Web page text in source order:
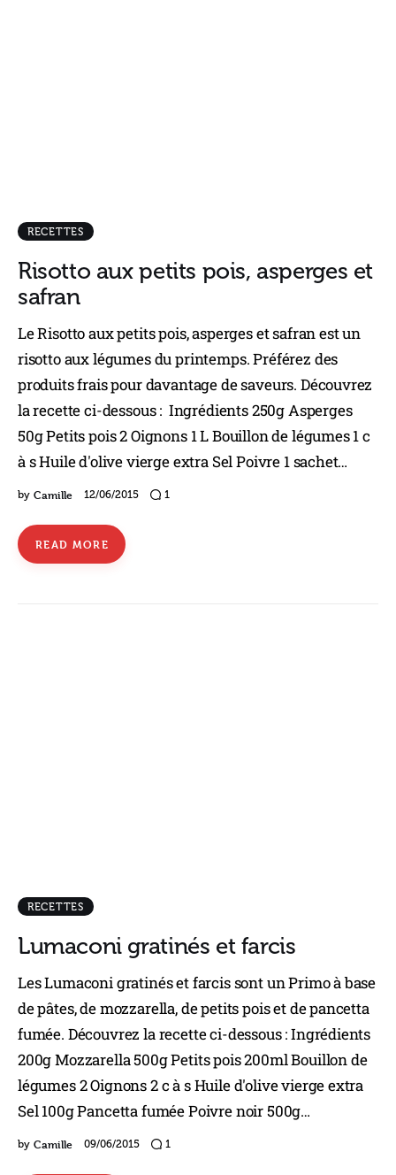
RECETTES
Risotto aux petits pois, asperges et
safran
Le Risotto aux petits pois, asperges et safran est un
risotto aux légumes du printemps. Préférez des
produits frais pour davantage de saveurs. Découvrez
la recette ci-dessous : Ingrédients 250g Asperges
50g Petits pois 2 Oignons 1 L Bouillon de légumes 1 c
à s Huile d'olive vierge extra Sel Poivre 1 sachet…
by Camille 12/06/2015 1
READ MORE
RECETTES
Lumaconi gratinés et farcis
Les Lumaconi gratinés et farcis sont un Primo à base
de pâtes, de mozzarella, de petits pois et de pancetta
fumée. Découvrez la recette ci-dessous : Ingrédients
200g Mozzarella 500g Petits pois 200ml Bouillon de
légumes 2 Oignons 2 c à s Huile d'olive vierge extra
Sel 100g Pancetta fumée Poivre noir 500g…
by Camille 09/06/2015 1